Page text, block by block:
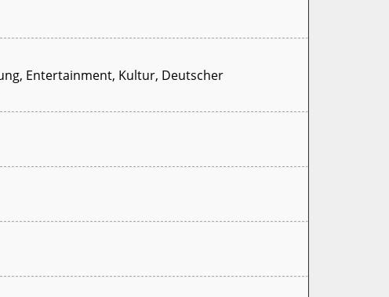
Entertainment, Kultur, Deutscher